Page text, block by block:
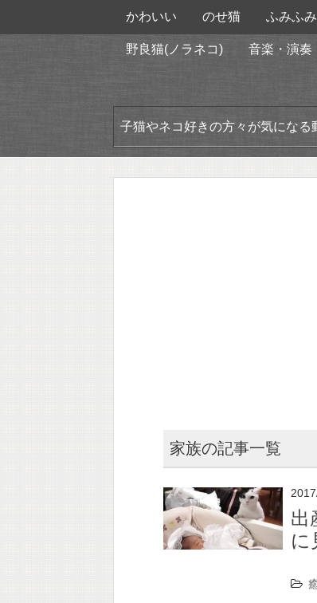
かわいい のせ猫 ふみふみ
野良猫(ノラネコ) 音楽・演奏
子猫やネコ好きの方々が気になる
家族の記事一覧
出
に